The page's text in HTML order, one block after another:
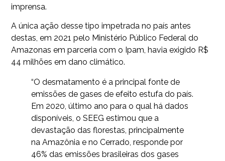
imprensa.
A única ação desse tipo impetrada no país antes
destas, em 2021 pelo Ministério Público Federal do
Amazonas em parceria com o Ipam, havia exigido R$
44 milhões em dano climático.
“O desmatamento é a principal fonte de
emissões de gases de efeito estufa do país.
Em 2020, último ano para o qual há dados
disponíveis, o SEEG estimou que a
devastação das florestas, principalmente
na Amazônia e no Cerrado, responde por
46% das emissões brasileiras dos gases